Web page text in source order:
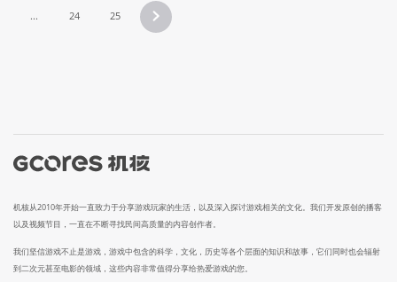
... 24 25
机核从2010年开始一直致力于分享游戏玩家的生活，以及深入探讨游戏相关的文化。我们开发原创的播客
以及视频节目，一直在不断寻找民间高质量的内容创作者。
我们坚信游戏不止是游戏，游戏中包含的科学，文化，历史等各个层面的知识和故事，它们同时也会辐射
到二次元甚至电影的领域，这些内容非常值得分享给热爱游戏的您。